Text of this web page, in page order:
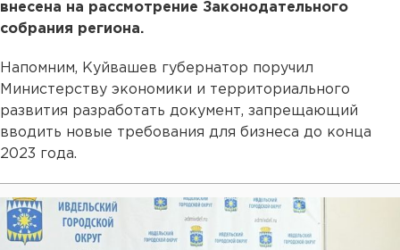
внесена на рассмотрение Законодательного
собрания региона.
Напомним, Куйвашев губернатор поручил
Министерству экономики и территориального
развития разработать документ, запрещающий
вводить новые требования для бизнеса до конца
2023 года.